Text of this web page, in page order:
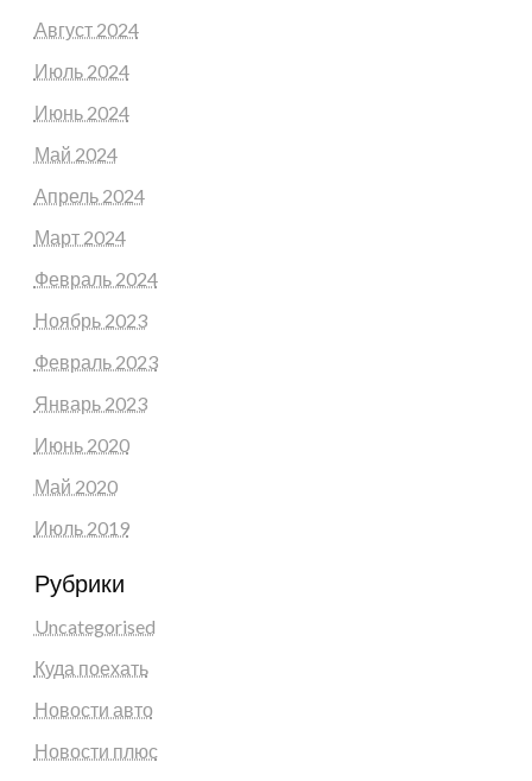
Август 2024
Июль 2024
Июнь 2024
Май 2024
Апрель 2024
Март 2024
Февраль 2024
Ноябрь 2023
Февраль 2023
Январь 2023
Июнь 2020
Май 2020
Июль 2019
Рубрики
Uncategorised
Куда поехать
Новости авто
Новости плюс